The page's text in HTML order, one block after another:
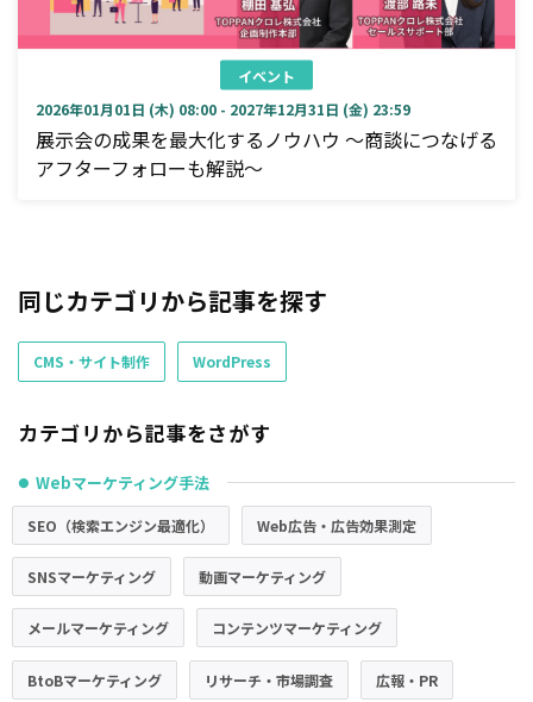
イベント
2026年01月01日 (木) 08:00 - 2027年12月31日 (金) 23:59
展示会の成果を最大化するノウハウ ～商談につなげる
アフターフォローも解説～
同じカテゴリから記事を探す
CMS・サイト制作 WordPress
カテゴリから記事をさがす
● Webマーケティング手法
SEO（検索エンジン最適化） Web広告・広告効果測定
SNSマーケティング 動画マーケティング
メールマーケティング コンテンツマーケティング
BtoBマーケティング リサーチ・市場調査 広報・PR